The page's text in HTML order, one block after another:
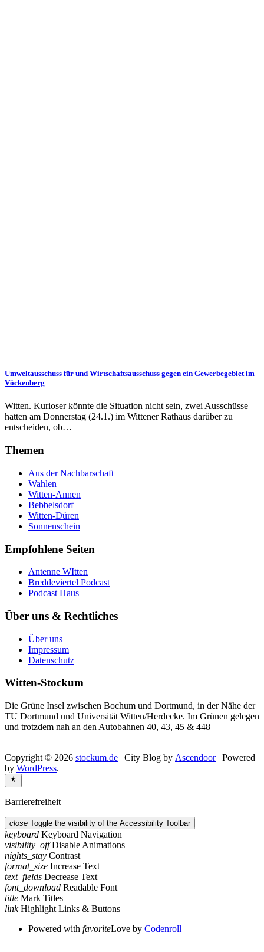
Umweltausschuss für und Wirtschaftsausschuss gegen ein Gewerbegebiet im
Vöckenberg
Witten. Kurioser könnte die Situation nicht sein, zwei Ausschüsse
hatten am Donnerstag (24.1.) im Wittener Rathaus darüber zu
entscheiden, ob…
Themen
Aus der Nachbarschaft
Wahlen
Witten-Annen
Bebbelsdorf
Witten-Düren
Sonnenschein
Empfohlene Seiten
Antenne WItten
Breddeviertel Podcast
Podcast Haus
Über uns & Rechtliches
Über uns
Impressum
Datenschutz
Witten-Stockum
Die Grüne Insel zwischen Bochum und Dortmund, in der Nähe der
TU Dortmund und Universität Witten/Herdecke. Im Grünen gelegen
und trotzdem nah an den Autobahnen 40, 43, 45 & 448
Copyright © 2026 stockum.de | City Blog by Ascendoor| Powered
by WordPress.
Barrierefreiheit
close Toggle the visibility of the Accessibility Toolbar
keyboard Keyboard Navigation
visibility_off Disable Animations
nights_stay Contrast
format_size Increase Text
text_fields Decrease Text
font_download Readable Font
title Mark Titles
link Highlight Links & Buttons
Powered with favoriteLove by Codenroll